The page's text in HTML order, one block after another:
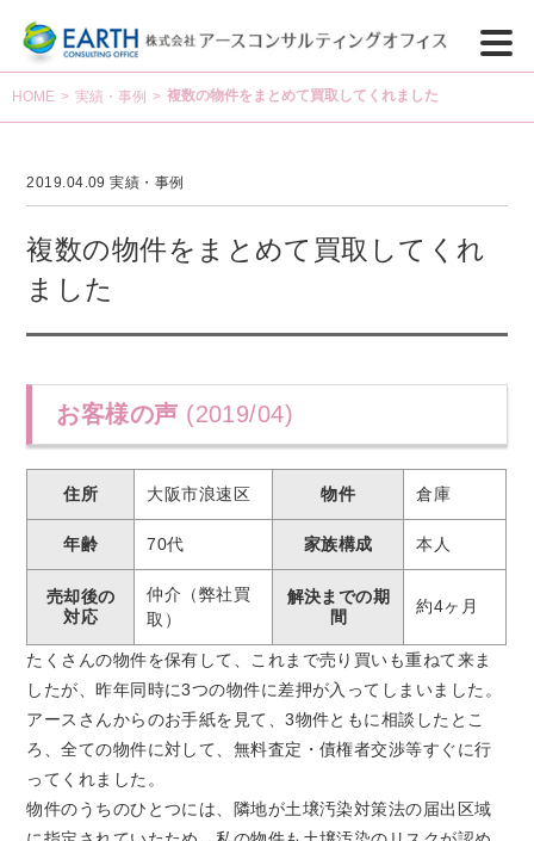
HOME > 実績・事例 > 複数の物件をまとめて買取してくれました
2019.04.09実績・事例
複数の物件をまとめて買取してくれ
ました
お客様の声 (2019/04)
住所 大阪市浪速区 物件 倉庫
年齢 70代 家族構成 本人
売却後の
対応
仲介（弊社買
取）
解決までの期
間
約4ヶ月
たくさんの物件を保有して、これまで売り買いも重ねて来ま
したが、昨年同時に3つの物件に差押が入ってしまいました。
アースさんからのお手紙を見て、3物件ともに相談したとこ
ろ、全ての物件に対して、無料査定・債権者交渉等すぐに行
ってくれました。
物件のうちのひとつには、隣地が土壌汚染対策法の届出区域